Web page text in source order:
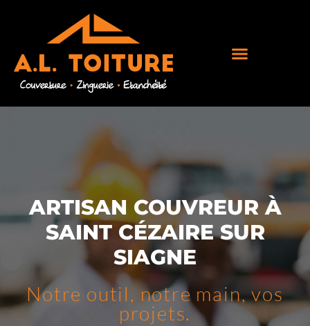
ARTISAN COUVREUR À
SAINT CÉZAIRE SUR
SIAGNE
Notre outil, notre main, vos
projets.